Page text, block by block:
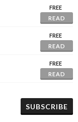
FREE
READ
FREE
READ
FREE
READ
SUBSCRIBE